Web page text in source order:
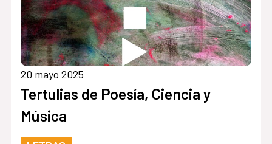
20 mayo 2025
Tertulias de Poesía, Ciencia y
Música